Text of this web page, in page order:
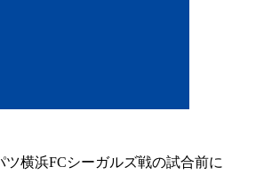
ツ横浜FCシーガルズ戦の試合前に